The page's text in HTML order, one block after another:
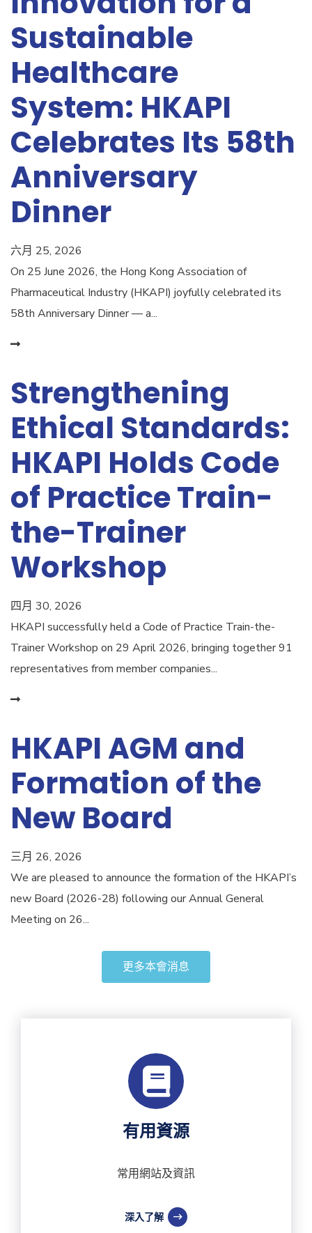
Sustainable
Healthcare
System: HKAPI
Celebrates Its 58th
Anniversary
Dinner
六月 25, 2026
On 25 June 2026, the Hong Kong Association of
Pharmaceutical Industry (HKAPI) joyfully celebrated its
58th Anniversary Dinner — a...
Strengthening
Ethical Standards:
HKAPI Holds Code
of Practice Train-
the-Trainer
Workshop
四月 30, 2026
HKAPI successfully held a Code of Practice Train-the-
Trainer Workshop on 29 April 2026, bringing together 91
representatives from member companies...
HKAPI AGM and
Formation of the
New Board
三月 26, 2026
We are pleased to announce the formation of the HKAPI’s
new Board (2026-28) following our Annual General
Meeting on 26...
更多本會消息
有用資源
常用網站及資訊
深入了解